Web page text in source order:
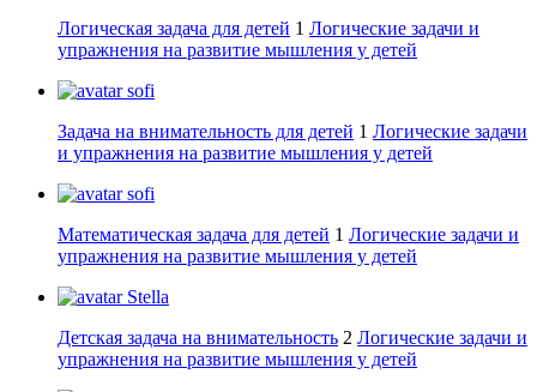
Логическая задача для детей 1 Логические задачи и
упражнения на развитие мышления у детей
sofi
Задача на внимательность для детей 1 Логические задачи
и упражнения на развитие мышления у детей
sofi
Математическая задача для детей 1 Логические задачи и
упражнения на развитие мышления у детей
Stella
Детская задача на внимательность 2 Логические задачи и
упражнения на развитие мышления у детей